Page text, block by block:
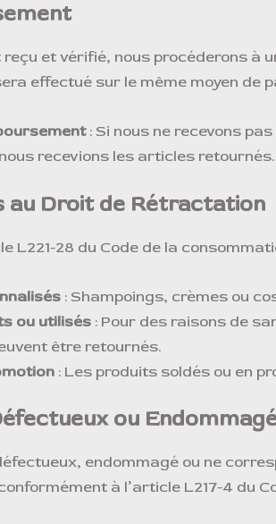
reçu et vérifié, nous procéderons à
effectué sur le même moyen de
: Si nous ne recevons
recevions les articles retournés.
au Droit de Rétractation
L221-28 du Code de la
: Shampoings, crèmes ou
ou utilisés : Pour des raisons de
être retournés.
: Les produits soldés ou en
ou
endommagé ou ne
à l’article L217-4 du